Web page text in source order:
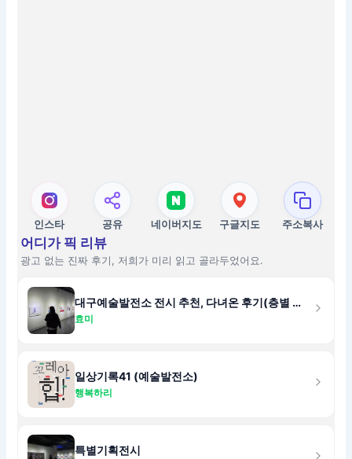
인스타 공유 네이버지도 구글지도 주소복사
어디가 픽 리뷰
광고 없는 진짜 후기, 저희가 미리 읽고 골라두었어요.
대구예술발전소 전시 추천, 다녀온 후기(층별 관람 포인트 정리)
효미
일상기록41 (예술발전소)
행복하리
특별기획전시